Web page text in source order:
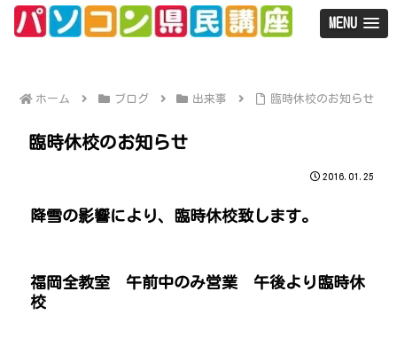
MENU
ホーム ブログ 出来事 臨時休校のお知らせ
臨時休校のお知らせ
2016.01.25
降雪の影響により、臨時休校致します。
福岡全教室 午前中のみ営業 午後より臨時休
校